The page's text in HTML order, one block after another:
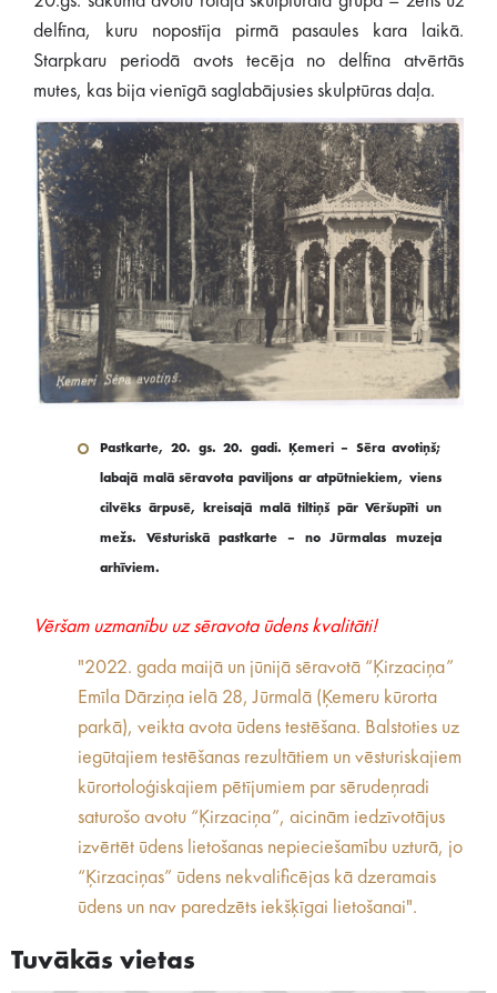
delfīna, kuru nopostīja pirmā pasaules kara laikā.
Starpkaru periodā avots tecēja no delfīna atvērtās
mutes, kas bija vienīgā saglabājusies skulptūras daļa.
Pastkarte, 20. gs. 20. gadi. Ķemeri – Sēra avotiņš;
labajā malā sēravota paviljons ar atpūtniekiem, viens
cilvēks ārpusē, kreisajā malā tiltiņš pār Vēršupīti un
mežs. Vēsturiskā pastkarte – no Jūrmalas muzeja
arhīviem.
Vēršam uzmanību uz sēravota ūdens kvalitāti!
"2022. gada maijā un jūnijā sēravotā “Ķirzaciņa”
Emīla Dārziņa ielā 28, Jūrmalā (Ķemeru kūrorta
parkā), veikta avota ūdens testēšana. Balstoties uz
iegūtajiem testēšanas rezultātiem un vēsturiskajiem
kūrortoloģiskajiem pētījumiem par sērudeņradi
saturošo avotu “Ķirzaciņa”, aicinām iedzīvotājus
izvērtēt ūdens lietošanas nepieciešamību uzturā, jo
“Ķirzaciņas” ūdens nekvalificējas kā dzeramais
ūdens un nav paredzēts iekšķīgai lietošanai".
Tuvākās vietas